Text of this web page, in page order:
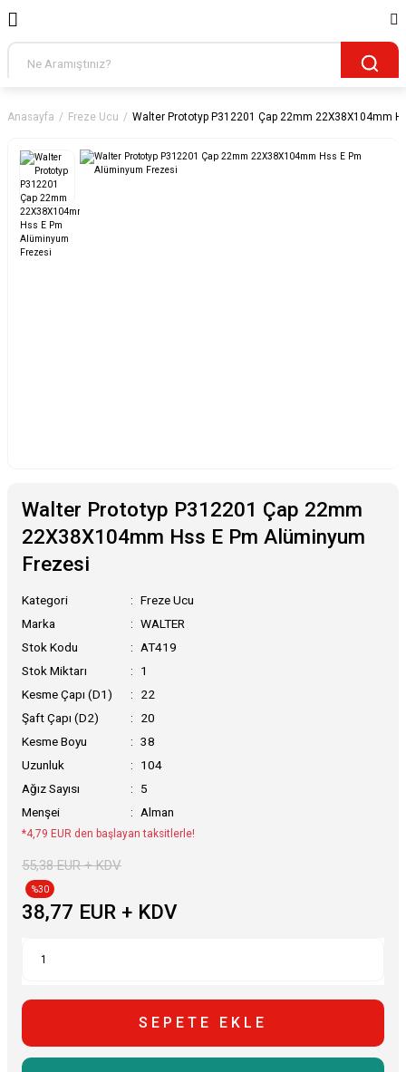
Anasayfa Freze Ucu Walter Prototyp P312201 Çap 22mm 22X38X104mm
Walter Prototyp P312201 Çap 22mm
22X38X104mm Hss E Pm Alüminyum
Frezesi
Kategori
Freze Ucu
Marka
WALTER
Stok Kodu
AT419
Stok Miktarı
1
Kesme Çapı (D1)
22
Şaft Çapı (D2)
20
Kesme Boyu
38
Uzunluk
104
Ağız Sayısı
5
Menşei
Alman
*4,79 EUR den başlayan taksitlerle!
55,38 EUR + KDV
%30
38,77 EUR + KDV
SEPETE EKLE